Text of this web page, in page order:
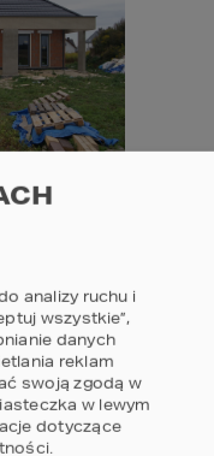
analizy ruchu i
wszystkie”,
danych
reklam
swoją zgodą w
w lewym
dotyczące
.